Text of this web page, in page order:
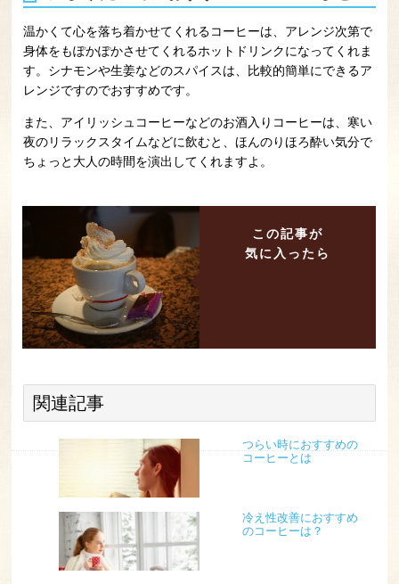
温かくて心を落ち着かせてくれるコーヒーは、アレンジ次第で
身体をもぽかぽかさせてくれるホットドリンクになってくれま
す。シナモンや生姜などのスパイスは、比較的簡単にできるア
レンジですのでおすすめです。
また、アイリッシュコーヒーなどのお酒入りコーヒーは、寒い
夜のリラックスタイムなどに飲むと、ほんのりほろ酔い気分で
ちょっと大人の時間を演出してくれますよ。
この記事が
気に入ったら
関連記事
つらい時におすすめの
コーヒーとは
冷え性改善におすすめ
のコーヒーは？